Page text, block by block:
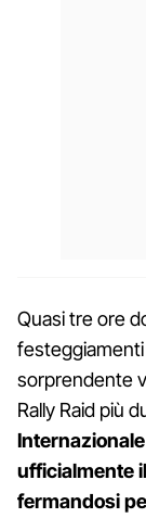
Quasi tre ore
festeggiamenti
sorprendente
Rally Raid più
ufficialmente
fermandosi